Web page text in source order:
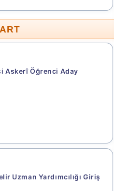
Askerî Öğrenci Aday
Uzman Yardımcılığı Giriş